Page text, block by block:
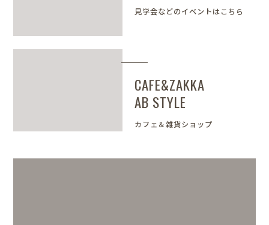
見学会などのイベントはこちら
CAFE&ZAKKA
AB STYLE
カフェ＆雑貨ショップ